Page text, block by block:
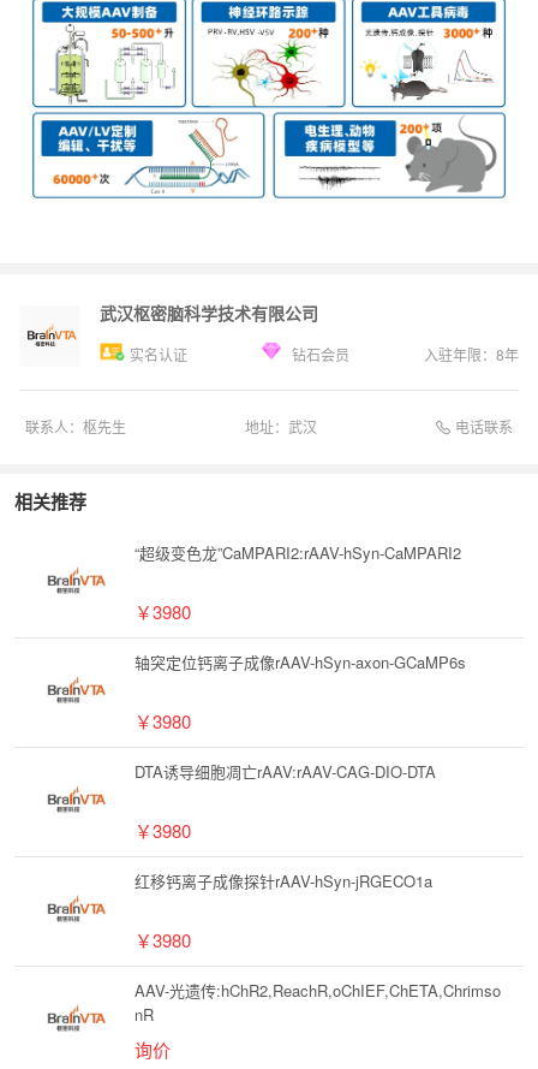
武汉枢密脑科学技术有限公司
实名认证 钻石会员 入驻年限： 8年
联系人： 枢先生 地址： 武汉 电话联系
相关推荐
“超级变色龙”CaMPARI2:rAAV-hSyn-CaMPARI2
￥3980
轴突定位钙离子成像rAAV-hSyn-axon-GCaMP6s
￥3980
DTA诱导细胞凋亡rAAV:rAAV-CAG-DIO-DTA
￥3980
红移钙离子成像探针rAAV-hSyn-jRGECO1a
￥3980
AAV-光遗传:hChR2,ReachR,oChIEF,ChETA,Chrimso
nR
询价